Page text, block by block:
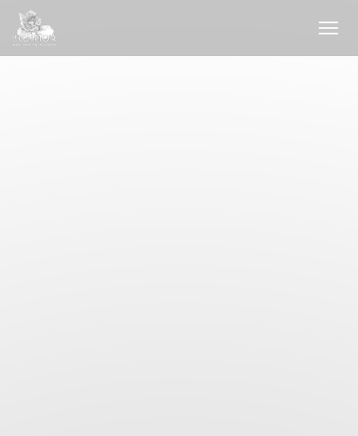
クッキー利用の管理について